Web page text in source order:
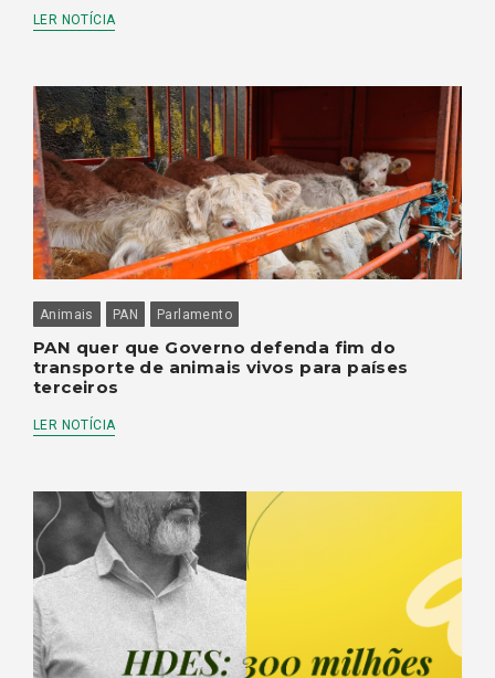
LER NOTÍCIA
Animais PAN Parlamento
PAN quer que Governo defenda fim do
transporte de animais vivos para países
terceiros
LER NOTÍCIA